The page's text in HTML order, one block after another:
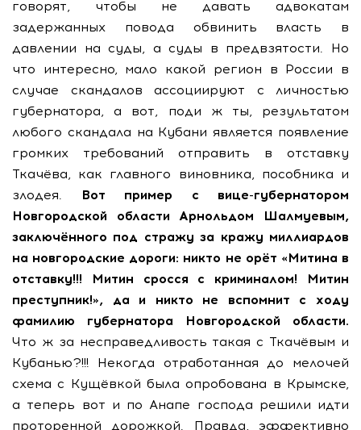
говорят, чтобы не давать адвокатам
задержанных повода обвинить власть в
давлении на суды, а суды в предвзятости. Но
что интересно, мало какой регион в России в
случае скандалов ассоциируют с личностью
губернатора, а вот, поди ж ты, результатом
любого скандала на Кубани является появление
громких требований отправить в отставку
Ткачёва, как главного виновника, пособника и
злодея.
Вот пример с вице-губернатором
Новгородской области Арнольдом Шалмуевым,
заключённого под стражу за кражу миллиардов
на новгородские дороги: никто не орёт «Митина в
отставку!!! Митин сросся с криминалом! Митин
преступник!», да и никто не вспомнит с ходу
фамилию губернатора Новгородской области.
Что ж за несправедливость такая с Ткачёвым и
Кубанью?!!! Некогда отработанная до мелочей
схема с Кущёвкой была опробована в Крымске,
а теперь вот и по Анапе господа решили идти
проторенной дорожкой. Правда, эффективно